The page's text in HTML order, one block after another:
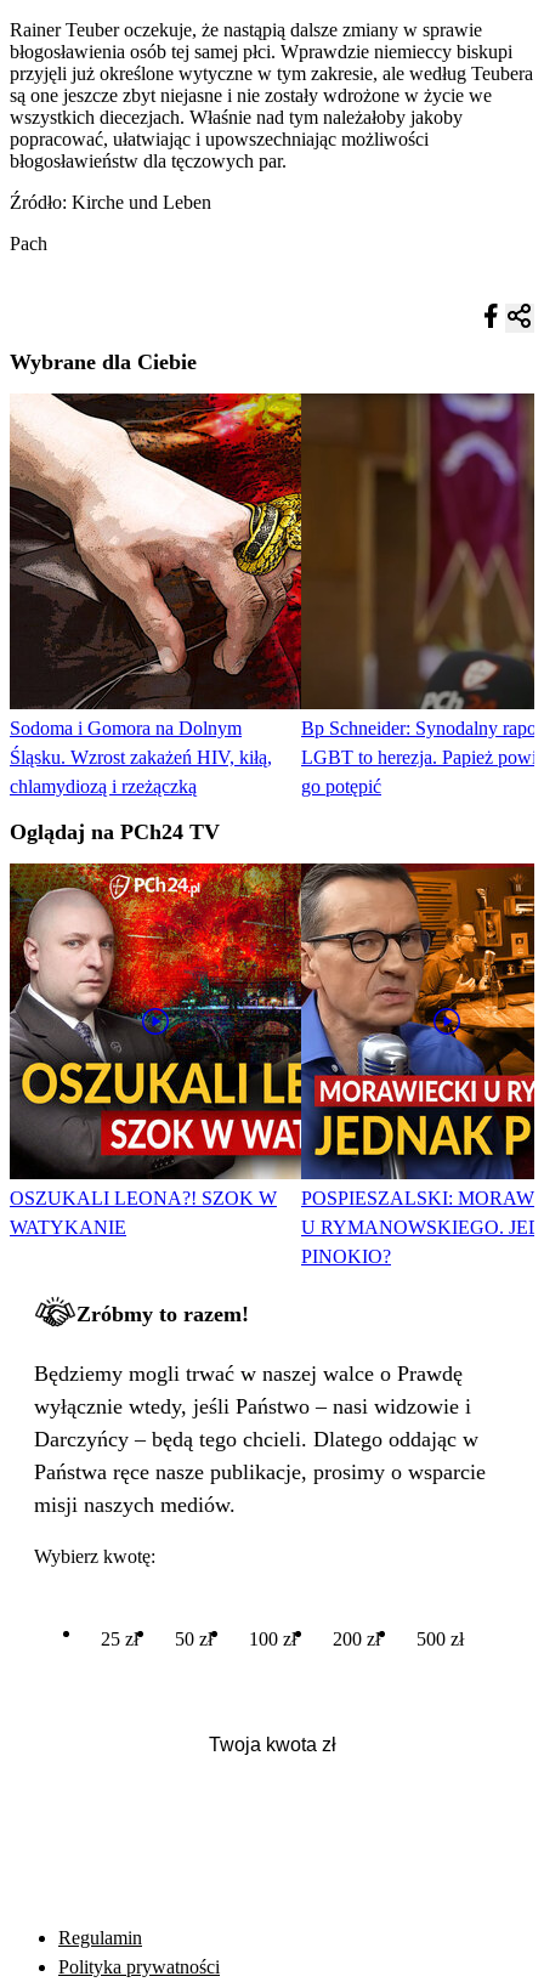
Rainer Teuber oczekuje, że nastąpią dalsze zmiany w sprawie
błogosławienia osób tej samej płci. Wprawdzie niemieccy biskupi
przyjęli już określone wytyczne w tym zakresie, ale według Teubera
są one jeszcze zbyt niejasne i nie zostały wdrożone w życie we
wszystkich diecezjach. Właśnie nad tym należałoby jakoby
popracować, ułatwiając i upowszechniając możliwości
błogosławieństw dla tęczowych par.
Źródło: Kirche und Leben
Pach
Wybrane dla Ciebie
Sodoma i Gomora na Dolnym
Śląsku. Wzrost zakażeń HIV, kiłą,
chlamydiozą i rzeżączką
Bp Schneider: Synodalny
LGBT to herezja. Papież
go potępić
Oglądaj na PCh24 TV
OSZUKALI LEONA?! SZOK W
WATYKANIE
POSPIESZALSKI:
U RYMANOWSKIEGO.
PINOKIO?
Zróbmy to razem!
Będziemy mogli trwać w naszej walce o Prawdę
wyłącznie wtedy, jeśli Państwo – nasi widzowie i
Darczyńcy – będą tego chcieli. Dlatego oddając w
Państwa ręce nasze publikacje, prosimy o wsparcie
misji naszych mediów.
Wybierz kwotę:
25 zł 50 zł 100 zł 200 zł 500 zł
Regulamin
Polityka prywatności